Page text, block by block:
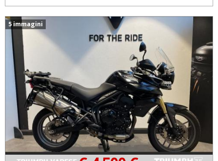
5 immagini